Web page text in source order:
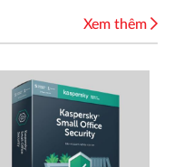
Xem thêm
HOT